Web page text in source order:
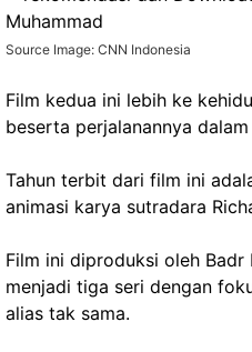
Source Image: CNN Indonesia
Film kedua ini lebih ke
beserta perjalanannya
Tahun terbit dari film ini
animasi karya sutradara
Film ini diproduksi oleh Badr
menjadi tiga seri dengan
alias tak sama.